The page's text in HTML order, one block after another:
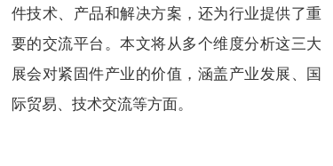
件技术、产品和解决方案，还为行业提供了重
要的交流平台。本文将从多个维度分析这三大
展会对紧固件产业的价值，涵盖产业发展、国
际贸易、技术交流等方面。